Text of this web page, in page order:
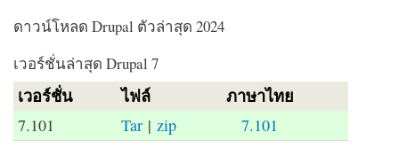
ดาวน์โหลด Drupal ตัวล่าสุด 2024
เวอร์ชั่นล่าสุด Drupal 7
เวอร์ชั่น ไฟล์ ภาษาไทย
7.101 Tar |zip 7.101